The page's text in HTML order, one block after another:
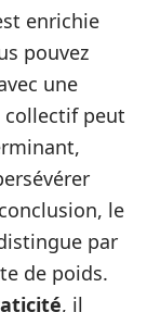
enrichie
pouvez
une
collectif peut
le
par
de poids.
, il